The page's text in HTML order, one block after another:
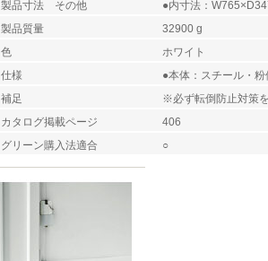
製品寸法 その他
●内寸法：
製品質量
32900 g
色
ホワイト
仕様
●本体：スチール・
補足
※必ず転倒防止対策
カタログ掲載ページ
406
グリーン購入法適合
○